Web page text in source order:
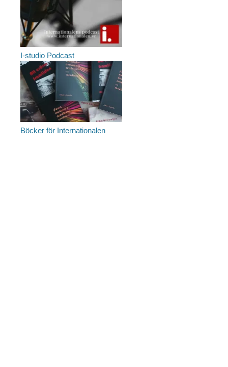
I-studio Podcast
Böcker för Internationalen